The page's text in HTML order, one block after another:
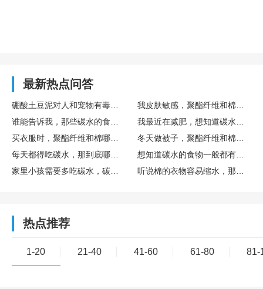
最新热点问答
热点推荐
1-20 21-40 41-60 61-80 81-